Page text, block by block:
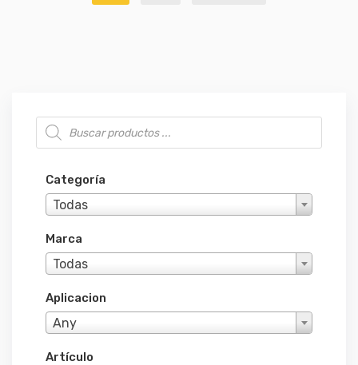
Búsqueda de productos
Categoría
Todas
Marca
Todas
Aplicacion
Any
Artículo